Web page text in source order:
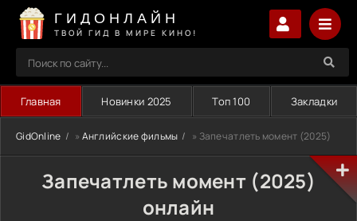
ГИДОНЛАЙН
ТВОЙ ГИД В МИРЕ КИНО!
Главная Новинки 2025 Топ 100 Закладки
GidOnline » Английские фильмы » Запечатлеть момент (2025)
Запечатлеть момент (2025)
онлайн